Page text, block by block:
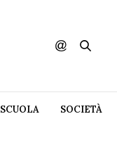
SCUOLA SOCIETÀ